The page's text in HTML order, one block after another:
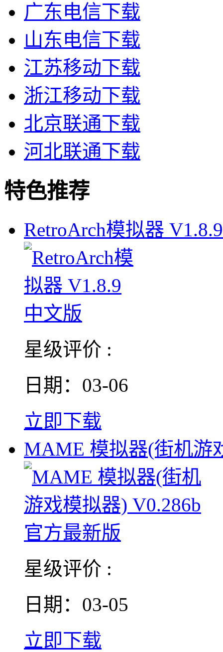
广东电信下载
山东电信下载
江苏移动下载
浙江移动下载
北京联通下载
河北联通下载
特色推荐
RetroArch模拟器
星级评价 :
日期：03-06
立即下载
MAME 模拟器(街机游
星级评价 :
日期：03-05
立即下载